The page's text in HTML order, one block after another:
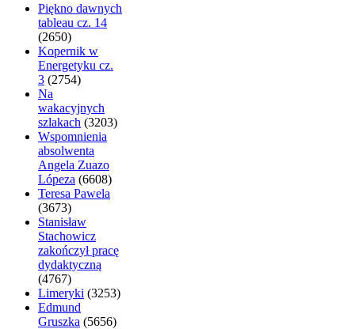
Piękno dawnych
tableau cz. 14
(2650)
Kopernik w
Energetyku cz.
3 (2754)
Na
wakacyjnych
szlakach (3203)
Wspomnienia
absolwenta
Angela Zuazo
Lópeza (6608)
Teresa Pawela
(3673)
Stanisław
Stachowicz
zakończył pracę
dydaktyczną
(4767)
Limeryki (3253)
Edmund
Gruszka (5656)